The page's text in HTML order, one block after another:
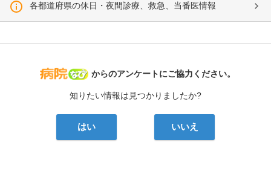
各都道府県の休日・夜間診療、救急、当番医情報
病院なび
からのアンケートにご協力ください。
知りたい情報は見つかりましたか?
はい いいえ